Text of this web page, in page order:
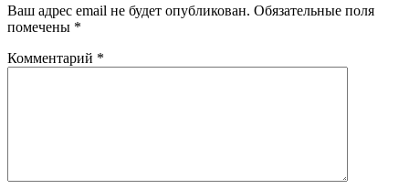
Ваш адрес email не будет опубликован. Обязательные поля
помечены *
Комментарий *